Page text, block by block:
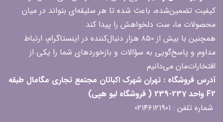
کیفیت تضمین‌شده، باعث شده تا هر سلیقه‌ای بتواند در میان
محصولات ما، ست دلخواهش را پیدا کند.
همچنین با بیش از ۸۵۰ هزار دنبال‌کننده در اینستاگرام، ارتباط
مداوم و پاسخ‌گویی به سؤالات و بازخوردهای شما را یکی از
افتخارات‌مان می‌دانیم
آدرس فروشگاه : تهران شهرک اکباتان مجتمع تجاری مگامال طبقه
F2 واحد 237-239 ( فروشگاه لیو هپی)
شماره تلفن : ۰۲۱۴۶۱۲۱۹۰۱